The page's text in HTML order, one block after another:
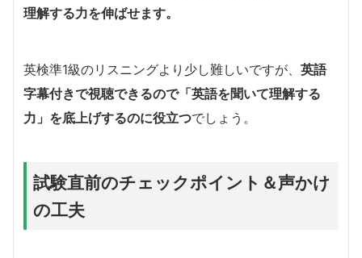
理解する力を伸ばせます。
英検準1級のリスニングより少し難しいですが、 英語
字幕付きで視聴できるので「英語を聞いて理解する
力」を底上げするのに役立つでしょう。
試験直前のチェックポイント＆声かけ
の工夫